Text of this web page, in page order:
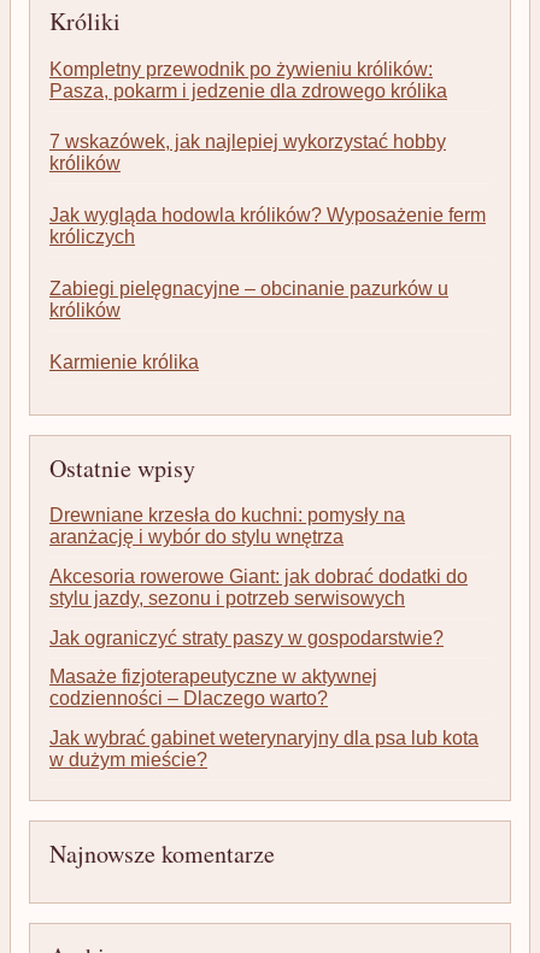
Króliki
Kompletny przewodnik po żywieniu królików:
Pasza, pokarm i jedzenie dla zdrowego królika
7 wskazówek, jak najlepiej wykorzystać hobby
królików
Jak wygląda hodowla królików? Wyposażenie ferm
króliczych
Zabiegi pielęgnacyjne – obcinanie pazurków u
królików
Karmienie królika
Ostatnie wpisy
Drewniane krzesła do kuchni: pomysły na
aranżację i wybór do stylu wnętrza
Akcesoria rowerowe Giant: jak dobrać dodatki do
stylu jazdy, sezonu i potrzeb serwisowych
Jak ograniczyć straty paszy w gospodarstwie?
Masaże fizjoterapeutyczne w aktywnej
codzienności – Dlaczego warto?
Jak wybrać gabinet weterynaryjny dla psa lub kota
w dużym mieście?
Najnowsze komentarze